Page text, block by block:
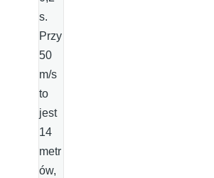
s.
Przy
50
m/s
to
jest
14
metr
ów,